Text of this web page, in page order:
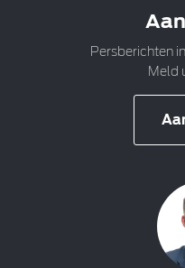
Persberichten
Meld